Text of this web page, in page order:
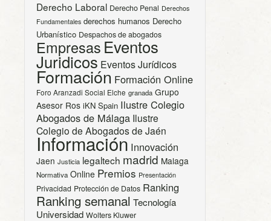
Derecho Laboral Derecho Penal Derechos
Fundamentales derechos humanos Derecho
Urbanístico Despachos de abogados
Empresas Eventos
Juridicos Eventos Jurídicos
Formación Formación Online
Foro Aranzadi Social Elche granada Grupo
Asesor Ros iKN Spain Ilustre Colegio
Abogados de Málaga Ilustre
Colegio de Abogados de Jaén
Información Innovación
Jaen Justicia legaltech madrid Malaga
Normativa Online Premios Presentación
Privacidad Protección de Datos Ranking
Ranking semanal Tecnología
Universidad Wolters Kluwer